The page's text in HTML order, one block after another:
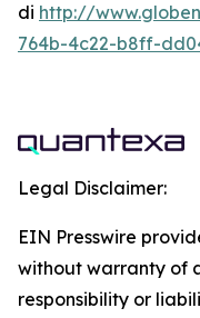
di http://
764b-4c22-b8ff-
Legal Disclaimer:
EIN Presswire
without warranty of
responsibility or